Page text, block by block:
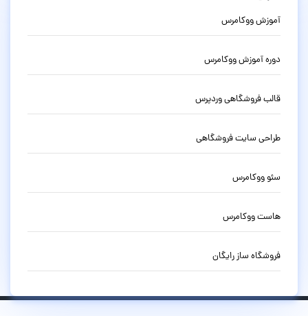
آموزش ووکامرس
دوره آموزش ووکامرس
قالب فروشگاهی وردپرس
طراحی سایت فروشگاهی
سئو ووکامرس
هاست ووکامرس
فروشگاه ساز رایگان